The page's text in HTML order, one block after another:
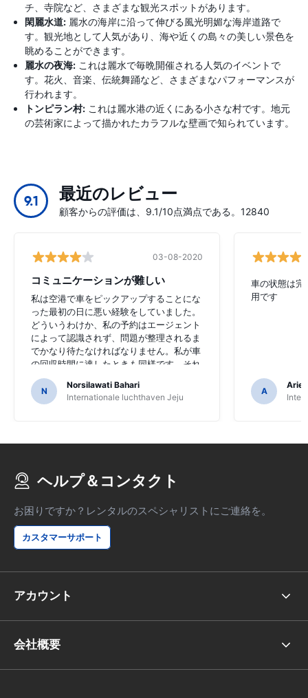
チ、寺院など、さまざまな観光スポットがあります。
閑麗水道: 麗水の海岸に沿って伸びる風光明媚な海岸道路で
す。観光地として人気があり、海や近くの島々の美しい景色を
眺めることができます。
麗水の夜海: これは麗水で毎晩開催される人気のイベントで
す。花火、音楽、伝統舞踊など、さまざまなパフォーマンスが
行われます。
トンピラン村: これは麗水港の近くにある小さな村です。地元
の芸術家によって描かれたカラフルな壁画で知られています。
9.1 最近のレビュー
顧客からの評価は、9.1/10点満点である。12840
03-08-2020
コミュニケーションが難しい
私は空港で車をピックアップすることにな
った最初の日に悪い経験をしていました。
どういうわけか、私の予約はエージェント
によって認識されず、問題が整理されるま
でかなり待たなければなりません。私が車
の回収時間に達したときも同様です。それ
は私が本をしておらず、車の代金を支払っ
たように見えるので、少し恥ずかしいこと
です。私はバウチャーを印刷して提示しま
N
Norsilawati Bahari
Internationale luchthaven Jeju
車の状態は完
用です
A
Arief
ヘルプ＆コンタクト
お困りですか？レンタルのスペシャリストにご連絡を。
カスタマーサポート
アカウント
会社概要